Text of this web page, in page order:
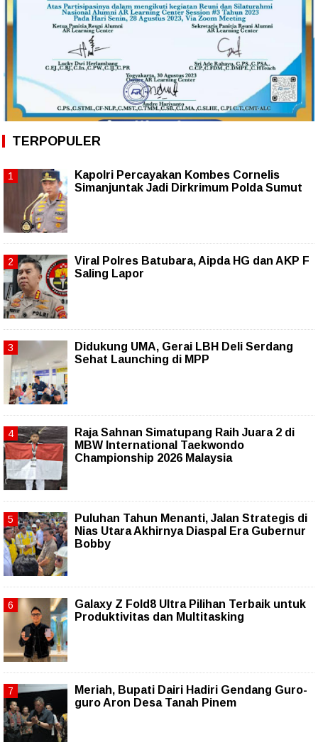
TERPOPULER
Kapolri Percayakan Kombes Cornelis
Simanjuntak Jadi Dirkrimum Polda Sumut
Viral Polres Batubara, Aipda HG dan AKP F
Saling Lapor
Didukung UMA, Gerai LBH Deli Serdang
Sehat Launching di MPP
Raja Sahnan Simatupang Raih Juara 2 di
MBW International Taekwondo
Championship 2026 Malaysia
Puluhan Tahun Menanti, Jalan Strategis di
Nias Utara Akhirnya Diaspal Era Gubernur
Bobby
Galaxy Z Fold8 Ultra Pilihan Terbaik untuk
Produktivitas dan Multitasking
Meriah, Bupati Dairi Hadiri Gendang Guro-
guro Aron Desa Tanah Pinem